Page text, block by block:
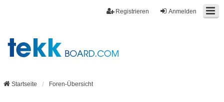
Anmelden
Registrieren
Startseite Foren-Übersicht